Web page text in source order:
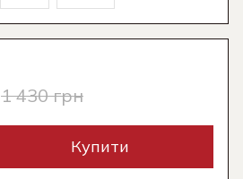
1 430 грн
Купити